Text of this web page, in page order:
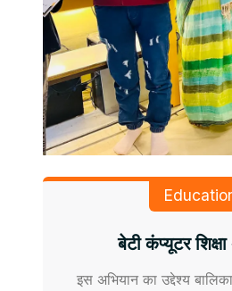
बेटी कंप्यूटर
इस अभियान का उद्देश्य